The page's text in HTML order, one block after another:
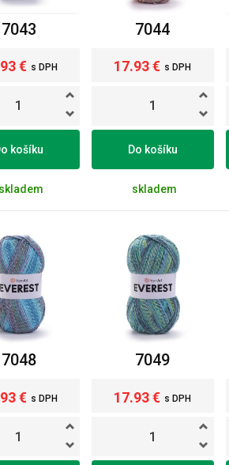
7043
€ s DPH
košíku
7044
17.93 € s DPH
Do košíku
skladem
7048
€ s DPH
7049
17.93 € s DPH